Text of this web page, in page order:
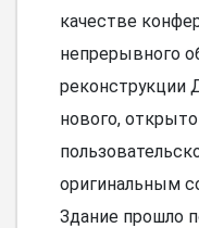
качестве
непрерывного
реконструкции
нового,
оригинальным
Здание прошло